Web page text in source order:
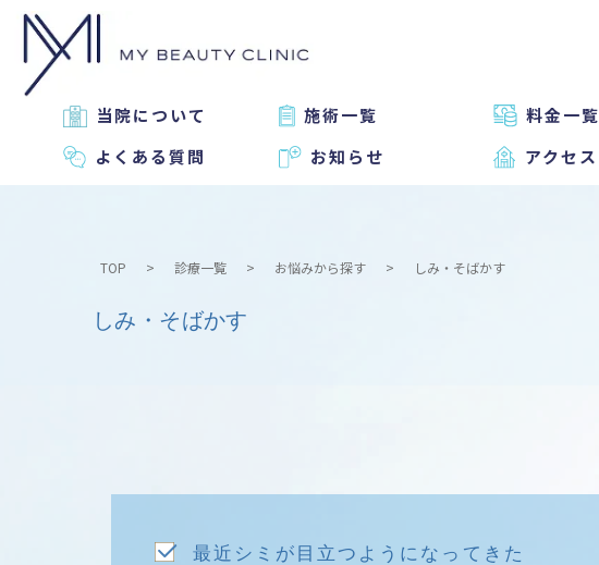
当院について 施術一覧 料金一覧
よくある質問
お知らせ アクセス
TOP 診療一覧 お悩みから探す しみ・そばかす
しみ・そばかす
最近シミが目立つようになってきた